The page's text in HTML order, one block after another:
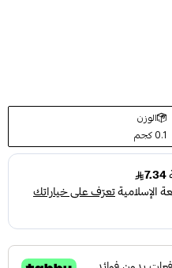
الوزن
0.1 كجم